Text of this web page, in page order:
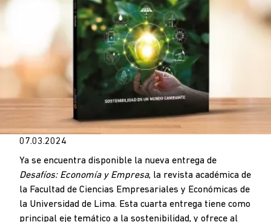
07.03.2024
Ya se encuentra disponible la nueva entrega de
Desafíos: Economía y Empresa, la revista académica de
la Facultad de Ciencias Empresariales y Económicas de
la Universidad de Lima. Esta cuarta entrega tiene como
principal eje temático a la sostenibilidad, y ofrece al